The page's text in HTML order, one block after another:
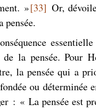
»[33] Or,
pensée.
essentielle du
de la pensée. Pour
la pensée qui a
ou déterminée
: « La pensée est